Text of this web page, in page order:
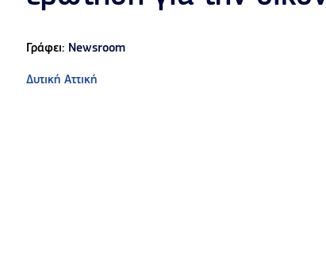
Γράφει: Newsroom
Δυτική Αττική